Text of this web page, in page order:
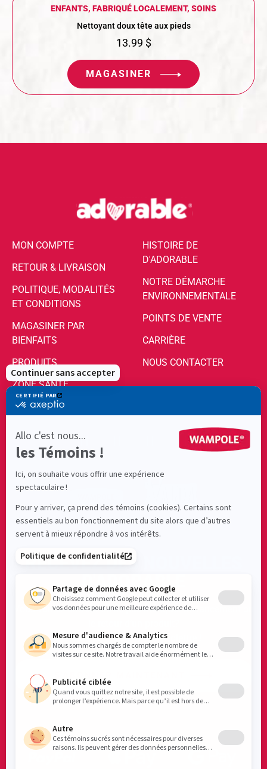
ENFANTS, FABRIQUÉ LOCALEMENT, SOINS
Nettoyant doux tête aux pieds
13.99 $
MAGASINER
MON COMPTE
RETOUR & LIVRAISON
POLITIQUE, MODALITÉS
ET CONDITIONS
MAGASINER PAR
BIENFAITS
PRODUITS
ZONE SANTÉ
HISTOIRE DE
D'ADORABLE
NOTRE DÉMARCHE
ENVIRONNEMENTALE
POINTS DE VENTE
CARRIÈRE
NOUS CONTACTER
RECEVEZ DES NOUVELLES
D'ADORABLE
Vous voulez être sûr de ne pas manquer un lancement ou
Abonnez-vous à notre infolettre !